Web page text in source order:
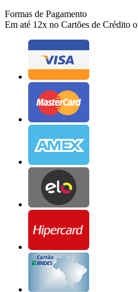
Formas de Pagamento
Em até 12x no Cartões de Crédito